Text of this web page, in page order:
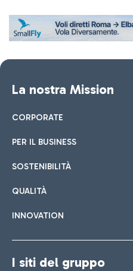
La nostra Mission
CORPORATE
PER IL BUSINESS
SOSTENIBILITÀ
QUALITÀ
INNOVATION
I siti del gruppo